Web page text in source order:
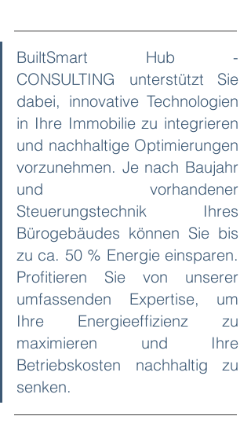
BuiltSmart Hub -
CONSULTING unterstützt Sie
dabei, innovative Technologien
in Ihre Immobilie zu integrieren
und nachhaltige Optimierungen
vorzunehmen. Je nach Baujahr
und vorhandener
Steuerungstechnik Ihres
Bürogebäudes können Sie bis
zu ca. 50 % Energie einsparen.
Profitieren Sie von unserer
umfassenden Expertise, um
Ihre Energieeffizienz zu
maximieren und Ihre
Betriebskosten nachhaltig zu
senken.